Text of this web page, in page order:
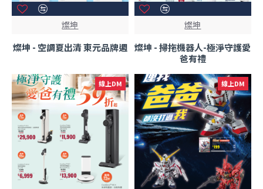
燦坤
燦坤 - 空調夏出清 東元品牌週
燦坤
燦坤 - 掃拖機器人-極淨守護愛
爸有禮
線上DM 線上DM